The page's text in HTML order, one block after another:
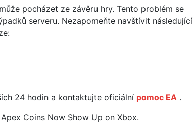
pocházet ze závěru hry. Tento problém se
serveru. Nezapomeňte navštívit následující
24 hodin a kontaktujte oficiální pomoc EA .
Coins Now Show Up on Xbox.